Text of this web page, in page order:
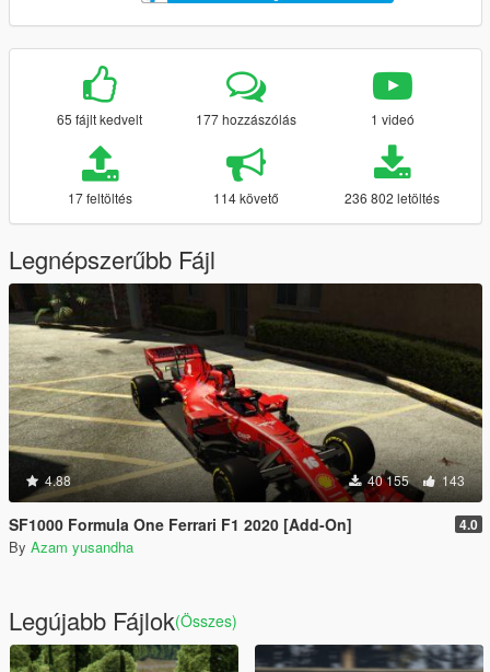
65 fájlt kedvelt 177 hozzászólás 1 videó
17 feltöltés 114 követő 236 802 letöltés
Legnépszerűbb Fájl
4.88 40 155 143
SF1000 Formula One Ferrari F1 2020 [Add-On] 4.0
By Azam yusandha
Legújabb Fájlok(Összes)